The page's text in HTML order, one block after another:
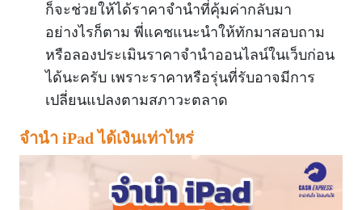
ก็จะช่วยให้ได้ราคาจำนำที่คุ้มค่ากลับมา
อย่างไรก็ตาม พี่แคชแนะนำให้ทักมาสอบถาม
หรือลองประเมินราคาจำนำออนไลน์ในเว็บก่อน
ได้นะครับ เพราะราคาหรือรุ่นที่รับอาจมีการ
เปลี่ยนแปลงตามสภาวะตลาด
จํานํา iPad ได้เงินเท่าไหร่